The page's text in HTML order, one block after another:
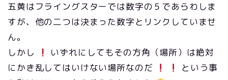
五黄はフライングスターでは数字の５であらわしま
すが、他の二つは決まった数字とリンクしていませ
ん。
しかし
いずれにしてもその方角（場所）は絶対
にかき乱してはいけない場所なのだ
という事